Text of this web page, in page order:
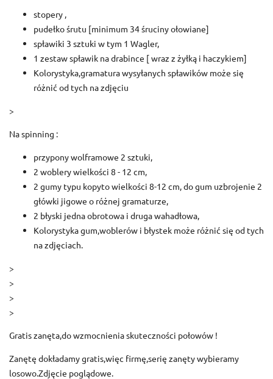
stopery ,
pudełko śrutu [minimum 34 śruciny ołowiane]
spławiki 3 sztuki w tym 1 Wagler,
1 zestaw spławik na drabince [ wraz z żyłką i haczykiem]
Kolorystyka,gramatura wysyłanych spławików może się
różnić od tych na zdjęciu
>
Na spinning :
przypony wolframowe 2 sztuki,
2 woblery wielkości 8 - 12 cm,
2 gumy typu kopyto wielkości 8-12 cm, do gum uzbrojenie 2
główki jigowe o różnej gramaturze,
2 błyski jedna obrotowa i druga wahadłowa,
Kolorystyka gum,woblerów i błystek może różnić się od tych
na zdjęciach.
>
>
>
>
Gratis zanęta,do wzmocnienia skuteczności połowów !
Zanętę dokładamy gratis,więc firmę,serię zanęty wybieramy
losowo.Zdjęcie poglądowe.